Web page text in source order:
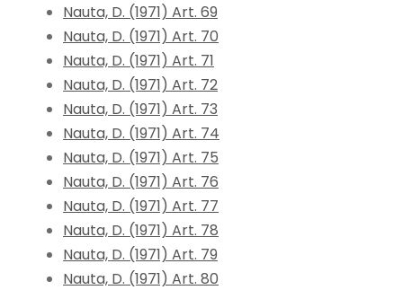
Nauta, D. (1971) Art. 69
Nauta, D. (1971) Art. 70
Nauta, D. (1971) Art. 71
Nauta, D. (1971) Art. 72
Nauta, D. (1971) Art. 73
Nauta, D. (1971) Art. 74
Nauta, D. (1971) Art. 75
Nauta, D. (1971) Art. 76
Nauta, D. (1971) Art. 77
Nauta, D. (1971) Art. 78
Nauta, D. (1971) Art. 79
Nauta, D. (1971) Art. 80